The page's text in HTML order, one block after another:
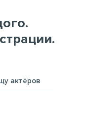
актёров